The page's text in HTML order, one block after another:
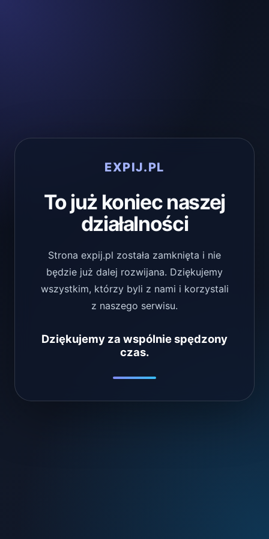
EXPIJ.PL
To już koniec naszej
działalności
Strona expij.pl została zamknięta i nie
będzie już dalej rozwijana. Dziękujemy
wszystkim, którzy byli z nami i korzystali
z naszego serwisu.
Dziękujemy za wspólnie spędzony
czas.